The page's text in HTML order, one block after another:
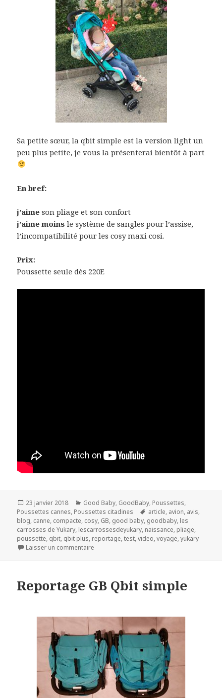
Sa petite sœur, la qbit simple est la version light un
peu plus petite, je vous la présenterai bientôt à part
En bref:
j’aime son pliage et son confort
j’aime moins le système de sangles pour l’assise,
l’incompatibilité pour les cosy maxi cosi.
Prix:
Poussette seule dès 220E
Publié
le
23 janvier 2018 Catégories
Good Baby, GoodBaby, Poussettes,
Poussettes cannes, Poussettes citadines
Mots-
clés
article, avion, avis,
blog, canne, compacte, cosy, GB, good baby, goodbaby, les
carrosses de Yukary, lescarrossesdeyukary, naissance, pliage,
poussette, qbit, qbit plus, reportage,test,video,voyage,yukary
Laisser un commentaire
Reportage GB Qbit simple